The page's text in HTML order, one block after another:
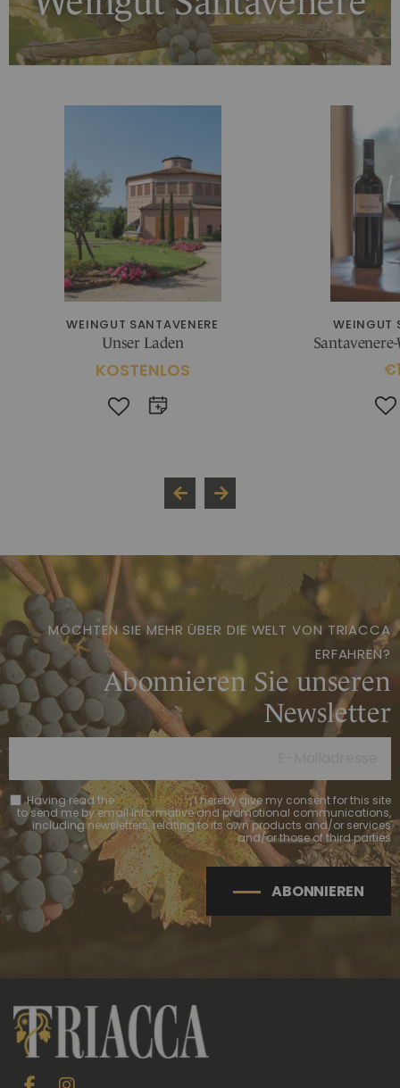
WEINGUT SANTAVENERE
Unser Laden
KOSTENLOS
WEINGUT
MÖCHTEN SIE MEHR ÜBER DIE WELT VON TRIACCA
ERFAHREN?
Abonnieren Sie unseren
Newsletter
Having read thePrivacy Policy, I hereby give my consent for this site
to send me by email informative and promotional communications,
including newsletters, relating to its own products and/or services
and/or those of third parties
ABONNIEREN